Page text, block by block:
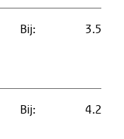
Bij: 3.580
Bij: 4.216